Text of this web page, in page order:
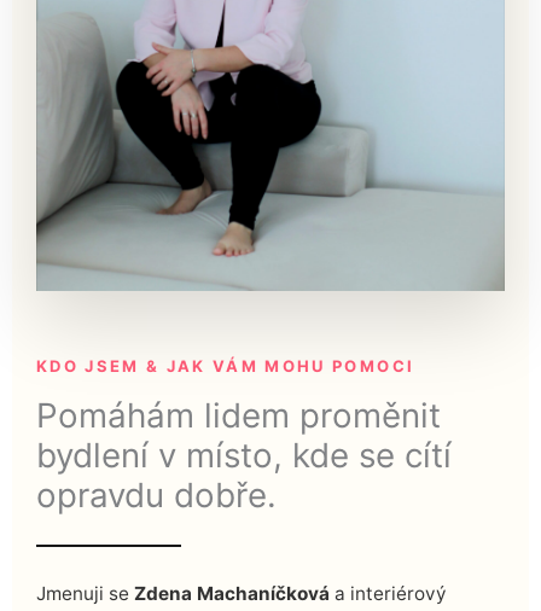
KDO JSEM & JAK VÁM MOHU POMOCI
Pomáhám lidem proměnit
bydlení v místo, kde se cítí
opravdu dobře.
Jmenuji se Zdena Machaníčková a interiérový